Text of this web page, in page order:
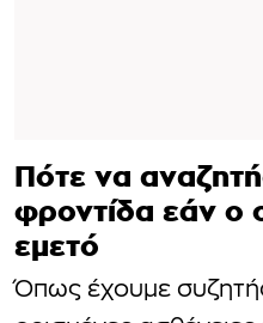
Πότε να
φροντίδα εάν ο
εμετό
Όπως έχουμε